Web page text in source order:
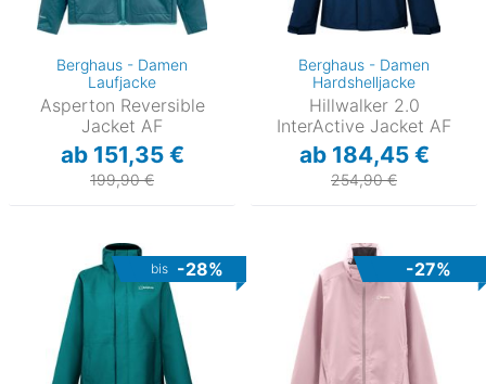
Berghaus - Damen
Laufjacke
Asperton Reversible
Jacket AF
ab 151,35 €
199,90 €
Berghaus - Damen
Hardshelljacke
Hillwalker 2.0
InterActive Jacket AF
ab 184,45 €
254,90 €
bis -28% -27%